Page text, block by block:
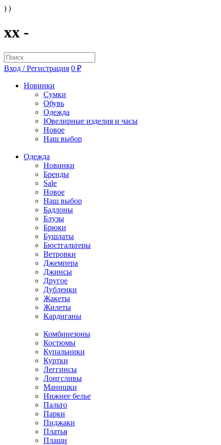
) )
xx -
Вход / Регистрация 0 ₽
Новинки
Сумки
Обувь
Одежда
Ювелирные изделия и часы
Новое
Наш выбор
Одежда
Новинки
Бренды
Sale
Новое
Наш выбор
Бадлоны
Блузы
Брюки
Бушлаты
Бюстгальтеры
Ветровки
Джемпера
Джинсы
Другое
Дубленки
Жакеты
Жилеты
Кардиганы
Комбинезоны
Костюмы
Купальники
Куртки
Леггинсы
Лонгсливы
Манишки
Нижнее белье
Пальто
Парки
Пиджаки
Платья
Плащи